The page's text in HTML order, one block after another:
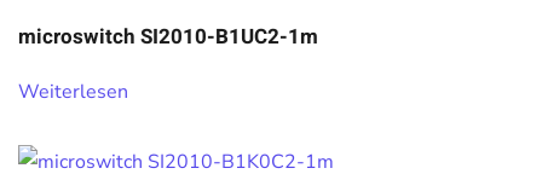
microswitch SI2010-B1UC2-1m
Weiterlesen